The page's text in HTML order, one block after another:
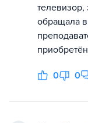
телевизор,
обращала
0 0